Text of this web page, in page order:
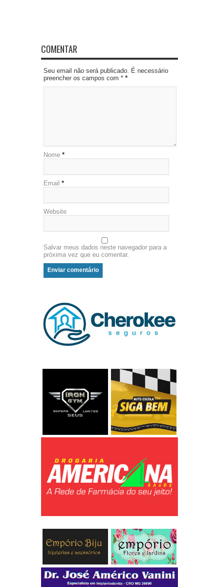
COMENTAR
Seu email não será publicado. É necessário
preencher os campos com * *
Nome *
Email *
Website
Salvar meus dados neste navegador para a
próxima vez que eu comentar.